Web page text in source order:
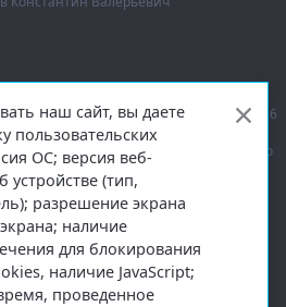
агентство Регион 29»,
© 2016–2026
ответственностью «Агентство
средств массовой
от 09.11.2018 выдано Федеральной
информационных технологий
любых материалов
наш сайт, вы даете
пользовательских
ОС; версия веб-
устройстве (тип,
разрешение экрана
наличие
для блокирования
наличие JavaScript;
проведенное